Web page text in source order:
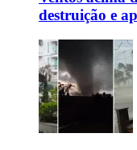
destruição e